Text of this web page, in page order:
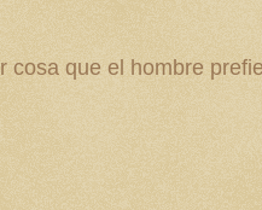
cosa que el hombre